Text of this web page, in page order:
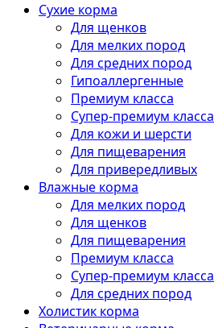
Сухие корма
Для щенков
Для мелких пород
Для средних пород
Гипоаллергенные
Премиум класса
Супер-премиум класса
Для кожи и шерсти
Для пищеварения
Для привередливых
Влажные корма
Для мелких пород
Для щенков
Для пищеварения
Премиум класса
Супер-премиум класса
Для средних пород
Холистик корма